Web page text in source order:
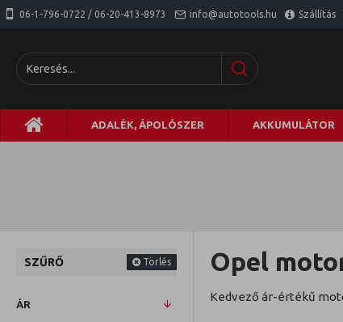
06-1-796-0722 / 06-20-413-8973 info@autotools.hu Szállítás
ADALÉK, ÁPOLÓSZER AKKUMULÁTOR
SZŰRŐ Törlés
ÁR
Opel
Kedvező ár-értékű